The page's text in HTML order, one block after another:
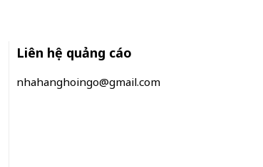
Liên hệ quảng cáo
nhahanghoingo@gmail.com